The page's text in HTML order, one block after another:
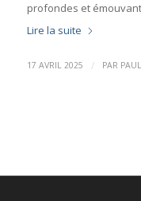
profondes et
Lire la suite
17 AVRIL 2025 / PAR